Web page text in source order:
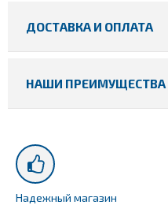
ДОСТАВКА И ОПЛАТА
НАШИ ПРЕИМУЩЕСТВА
Надежный магазин